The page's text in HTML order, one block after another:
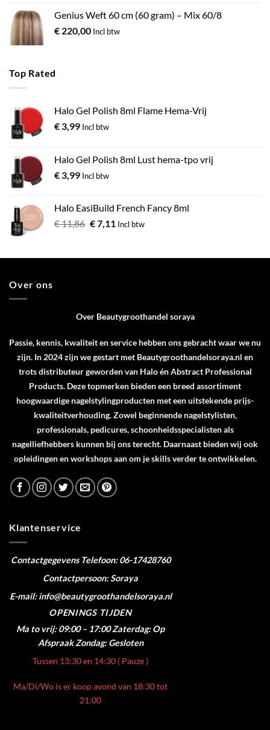
Genius Weft 60 cm (60 gram) – Mix 60/8
€ 220,00 Incl btw
Top Rated
Halo Gel Polish 8ml Flame Hema-Vrij
€ 3,99 Incl btw
Halo Gel Polish 8ml Lust hema-tpo vrij
€ 3,99 Incl btw
Halo EasiBuild French Fancy 8ml
€11,86 €7,11 Incl btw
Over ons
Over Beautygroothandel soraya
Passie, kennis, kwaliteit en service hebben ons gebracht waar we nu
zijn. In 2024 zijn we gestart met Beautygroothandelsoraya.nl en
trots distributeur geworden van HaloénAbstract Professional
Products. Deze topmerken bieden een breed assortiment
hoogwaardige nagelstylingproducten met een uitstekende prijs-
kwaliteitverhouding. Zowel beginnende nagelstylisten,
professionals, pedicures, schoonheidsspecialisten als
nagelliefhebbers kunnen bij ons terecht. Daarnaast bieden wij ook
opleidingen en workshops aan om je skills verder te ontwikkelen.
Klantenservice
ContactgegevensTelefoon: 06-17428760
Contactpersoon: Soraya
E-mail: info@beautygroothandelsoraya.nl
OPENINGS TIJDEN
Ma to vrij: 09:00 – 17:00 Zaterdag: Op
Afspraak Zondag: Gesloten
Tussen 13:30 en 14:30 ( Pauze )
Ma/Di/Wo is er koop avond van 18:30 tot
21:00